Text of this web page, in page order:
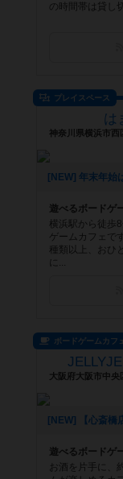
の時間帯は貸し
プレイスペース
は
遊べるボードゲ
横浜駅から徒歩
ゲームカフェで
種類以上、おひ
に...
ボードゲームカフ
遊べるボードゲ
お酒を片手に、